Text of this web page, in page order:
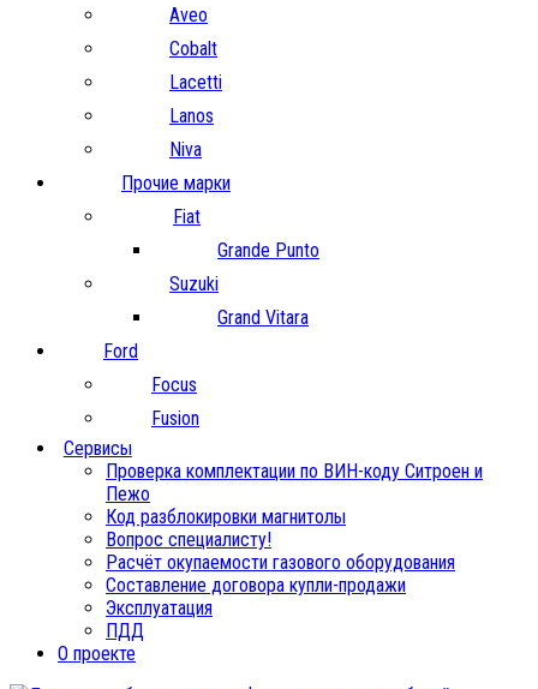
Aveo
Cobalt
Lacetti
Lanos
Niva
Прочие марки
Fiat
Grande Punto
Suzuki
Grand Vitara
Ford
Focus
Fusion
Сервисы
Проверка комплектации по ВИН-коду Ситроен и
Пежо
Код разблокировки магнитолы
Вопрос специалисту!
Расчёт окупаемости газового оборудования
Составление договора купли-продажи
Эксплуатация
ПДД
О проекте